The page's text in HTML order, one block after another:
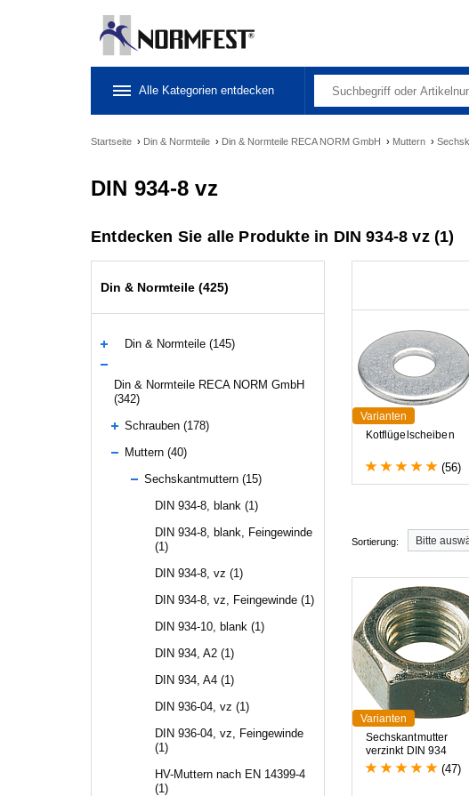
Alle Kategorien entdecken
Startseite › Din & Normteile › Din & Normteile RECA NORM GmbH › Muttern ›
DIN 934-8 vz
Entdecken Sie alle Produkte in DIN 934-8 vz (1)
Din & Normteile (425)
Din & Normteile (145)
Din & Normteile RECA NORM GmbH
(342)
Schrauben (178)
Muttern (40)
Sechskantmuttern (15)
DIN 934-8, blank (1)
DIN 934-8, blank, Feingewinde
(1)
DIN 934-8, vz (1)
DIN 934-8, vz, Feingewinde (1)
DIN 934-10, blank (1)
DIN 934, A2 (1)
DIN 934, A4 (1)
DIN 936-04, vz (1)
DIN 936-04, vz, Feingewinde
(1)
HV-Muttern nach EN 14399-4
(1)
Varianten
Kotflüge scheiben
(56)
Sortierung: Bitte
Varianten
Sechskantmutter
verzinkt DIN 934
(47)